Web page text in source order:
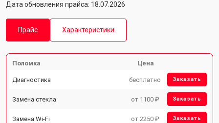
Дата обновления прайса: 18.07.2026
Прайс Характеристики
Поломка Цена
Диагностика бесплатно Заказать
Замена стекла от 1100 ₽ Заказать
Замена Wi-Fi от 2250 ₽ Заказать